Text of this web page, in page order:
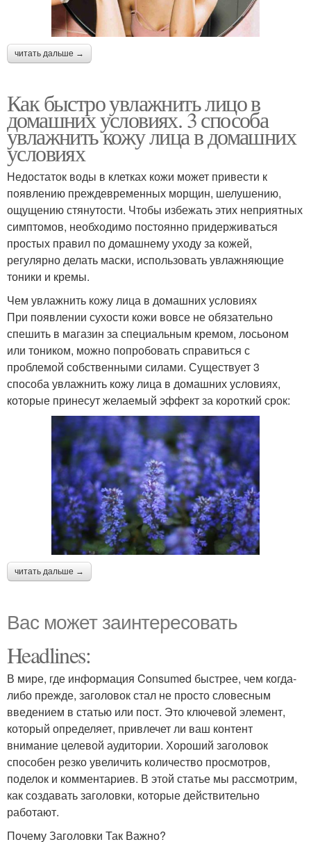
читать дальше →
Как быстро увлажнить лицо в
домашних условиях. 3 способа
увлажнить кожу лица в домашних
условиях
Недостаток воды в клетках кожи может привести к
появлению преждевременных морщин, шелушению,
ощущению стянутости. Чтобы избежать этих неприятных
симптомов, необходимо постоянно придерживаться
простых правил по домашнему уходу за кожей,
регулярно делать маски, использовать увлажняющие
тоники и кремы.
Чем увлажнить кожу лица в домашних условиях
При появлении сухости кожи вовсе не обязательно
спешить в магазин за специальным кремом, лосьоном
или тоником, можно попробовать справиться с
проблемой собственными силами. Существует 3
способа увлажнить кожу лица в домашних условиях,
которые принесут желаемый эффект за короткий срок:
читать дальше →
Вас может заинтересовать
Headlines:
В мире, где информация Consumed быстрее, чем когда-
либо прежде, заголовок стал не просто словесным
введением в статью или пост. Это ключевой элемент,
который определяет, привлечет ли ваш контент
внимание целевой аудитории. Хороший заголовок
способен резко увеличить количество просмотров,
поделок и комментариев. В этой статье мы рассмотрим,
как создавать заголовки, которые действительно
работают.
Почему Заголовки Так Важно?